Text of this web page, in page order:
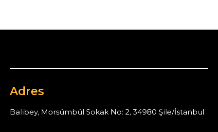
Adres
Balibey, Morsümbül Sokak No: 2, 34980 Şile/İstanbul